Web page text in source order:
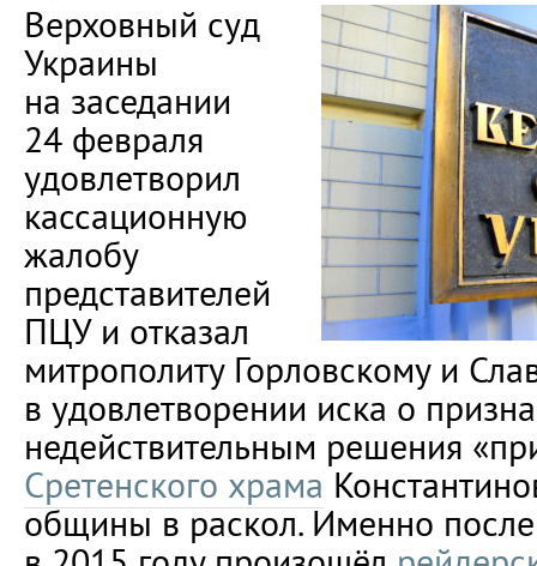
Верховный суд
Украины
на заседании
24 февраля
удовлетворил
кассационную
жалобу
представителей
ПЦУ и отказал
митрополиту Горловскому и
в удовлетворении иска о
недействительным решения
Сретенского храма
общины в раскол. Именно после